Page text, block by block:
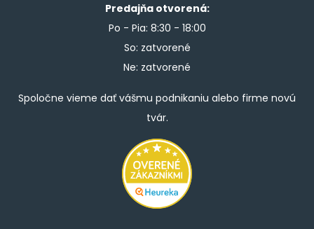
Predajňa otvorená:
Po - Pia: 8:30 - 18:00
So: zatvorené
Ne: zatvorené
Spoločne vieme dať vášmu podnikaniu alebo firme novú
tvár.